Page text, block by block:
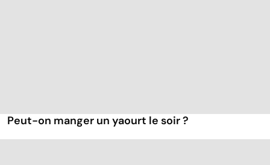
Peut-on manger un yaourt le soir ?